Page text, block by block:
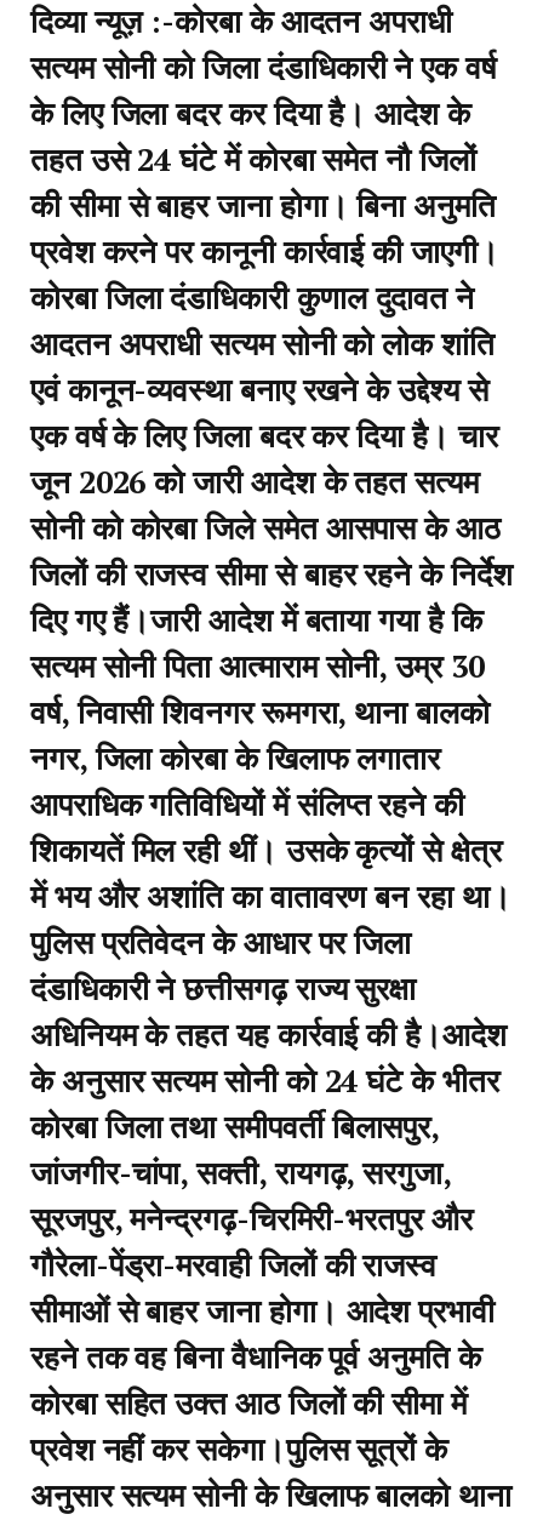
दिव्या न्यूज़ :-कोरबा के आदतन अपराधी
सत्यम सोनी को जिला दंडाधिकारी ने एक वर्ष
के लिए जिला बदर कर दिया है। आदेश के
तहत उसे 24 घंटे में कोरबा समेत नौ जिलों
की सीमा से बाहर जाना होगा। बिना अनुमति
प्रवेश करने पर कानूनी कार्रवाई की जाएगी।
कोरबा जिला दंडाधिकारी कुणाल दुदावत ने
आदतन अपराधी सत्यम सोनी को लोक शांति
एवं कानून-व्यवस्था बनाए रखने के उद्देश्य से
एक वर्ष के लिए जिला बदर कर दिया है। चार
जून 2026 को जारी आदेश के तहत सत्यम
सोनी को कोरबा जिले समेत आसपास के आठ
जिलों की राजस्व सीमा से बाहर रहने के निर्देश
दिए गए हैं।जारी आदेश में बताया गया है कि
सत्यम सोनी पिता आत्माराम सोनी, उम्र 30
वर्ष, निवासी शिवनगर रूमगरा, थाना बालको
नगर, जिला कोरबा के खिलाफ लगातार
आपराधिक गतिविधियों में संलिप्त रहने की
शिकायतें मिल रही थीं। उसके कृत्यों से क्षेत्र
में भय और अशांति का वातावरण बन रहा था।
पुलिस प्रतिवेदन के आधार पर जिला
दंडाधिकारी ने छत्तीसगढ़ राज्य सुरक्षा
अधिनियम के तहत यह कार्रवाई की है।आदेश
के अनुसार सत्यम सोनी को 24 घंटे के भीतर
कोरबा जिला तथा समीपवर्ती बिलासपुर,
जांजगीर-चांपा, सक्ती, रायगढ़, सरगुजा,
सूरजपुर, मनेन्द्रगढ़-चिरमिरी-भरतपुर और
गौरेला-पेंड्रा-मरवाही जिलों की राजस्व
सीमाओं से बाहर जाना होगा। आदेश प्रभावी
रहने तक वह बिना वैधानिक पूर्व अनुमति के
कोरबा सहित उक्त आठ जिलों की सीमा में
प्रवेश नहीं कर सकेगा।पुलिस सूत्रों के
अनुसार सत्यम सोनी के खिलाफ बालको थाना